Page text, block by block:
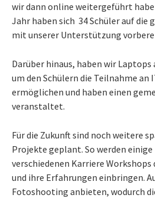
wir dann online weitergeführt
Jahr haben sich 34 Schüler auf
mit unserer Unterstützung
Darüber hinaus, haben wir Laptops
um den Schülern die Teilnahme an
ermöglichen und haben einen
veranstaltet.
Für die Zukunft sind noch weitere
Projekte geplant. So werden
verschiedenen Karriere
und ihre Erfahrungen einbringen.
Fotoshooting anbieten, wodurch